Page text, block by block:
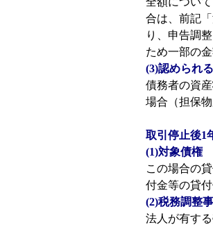
合は、前記
り、申告調
ため一部の
(3)認められ
債務者の資
場合（担保
取引停止後1
(1)対象債権
この場合の
付金等の貸
(2)税務調整
法人が有す